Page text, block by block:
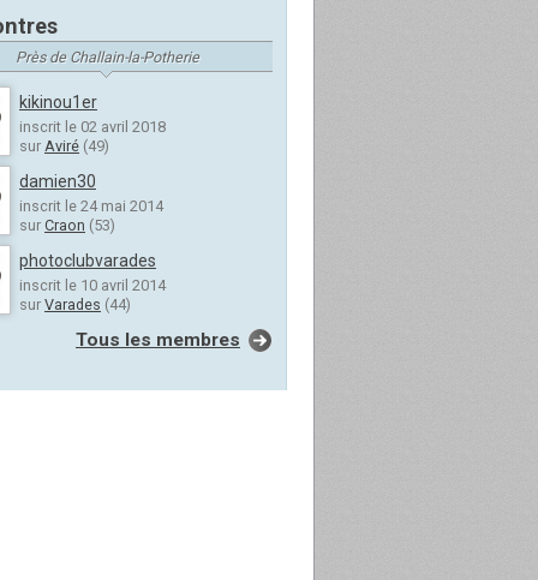
Près de Challain-la-Potherie
kikinou1er
inscrit le 02 avril 2018
sur Aviré (49)
damien30
inscrit le 24 mai 2014
sur Craon (53)
photoclubvarades
inscrit le 10 avril 2014
sur Varades (44)
Tous les membres